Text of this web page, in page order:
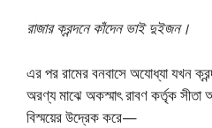
রাজার ক্রন্দনে কাঁদেন ভাই দুইজন।
এর পর রামের বনবাসে অযোধ্যা যখন
অরণ্য মাঝে অকস্মাৎ রাবণ কর্তৃক সীতা
বিস্ময়ের উদ্রেক করে—